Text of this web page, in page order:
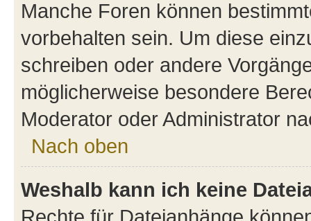
Manche Foren können
vorbehalten sein. Um diese
schreiben oder andere
möglicherweise besondere
Moderator oder Administrator
Nach oben
Weshalb kann ich keine